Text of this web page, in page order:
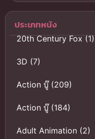
ประเภทหนัง
20th Century Fox(1)
3D (7)
Action บู๊(209)
Action บู๊(184)
Adult Animation (2)